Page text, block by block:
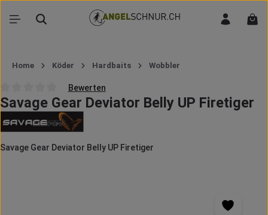
Zum Hauptinhalt springen
Home Köder Hardbaits Wobbler
Durchschnittliche Bewertung von 0 von 5 Sternen
Bewerten
Savage Gear Deviator Belly UP Firetiger
Savage Gear Deviator Belly UP Firetiger